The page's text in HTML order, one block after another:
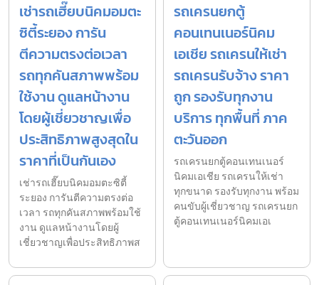
เช่ารถเฮี๊ยบนิคมอมตะ
ซิตี้ระยอง การัน
ตีความตรงต่อเวลา
รถทุกคันสภาพพร้อม
ใช้งาน ดูแลหน้างาน
โดยผู้เชี่ยวชาญเพื่อ
ประสิทธิภาพสูงสุดใน
ราคาที่เป็นกันเอง
เช่ารถเฮี๊ยบนิคมอมตะซิตี้
ระยอง การันตีความตรงต่อ
เวลา รถทุกคันสภาพพร้อมใช้
งาน ดูแลหน้างานโดยผู้
เชี่ยวชาญเพื่อประสิทธิภาพส
รถเครนยกตู้
คอนเทนเนอร์นิคม
เอเชีย รถเครนให้เช่า
รถเครนรับจ้าง ราคา
ถูก รองรับทุกงาน
บริการ ทุกพื้นที่ ภาค
ตะวันออก
รถเครนยกตู้คอนเทนเนอร์
นิคมเอเชีย รถเครนให้เช่า
ทุกขนาด รองรับทุกงาน พร้อม
คนขับผู้เชี่ยวชาญ รถเครนยก
ตู้คอนเทนเนอร์นิคมเอเ